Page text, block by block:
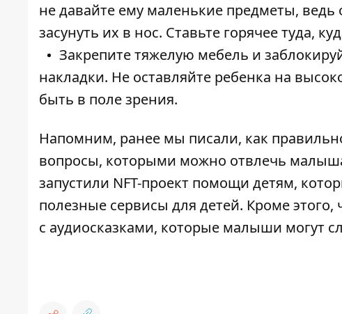
не давайте ему маленькие предметы,
засунуть их в нос. Ставьте горячее туда,
Закрепите тяжелую мебель и
накладки. Не оставляйте ребенка на
быть в поле зрения.
Напомним, ранее мы писали, как
вопросы, которыми можно отвлечь
запустили NFT-проект помощи детям,
полезные сервисы для детей. Кроме этого,
с аудиосказками, которые малыши могут